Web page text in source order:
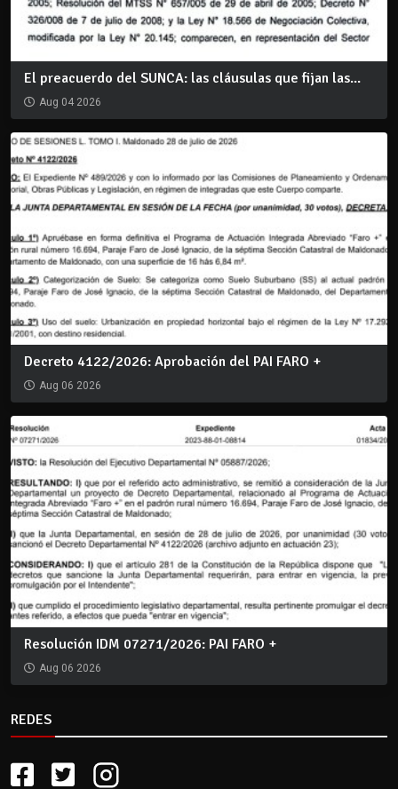
El preacuerdo del SUNCA: las cláusulas que fijan las...
Aug 04 2026
Decreto 4122/2026: Aprobación del PAI FARO +
Aug 06 2026
Resolución IDM 07271/2026: PAI FARO +
Aug 06 2026
REDES